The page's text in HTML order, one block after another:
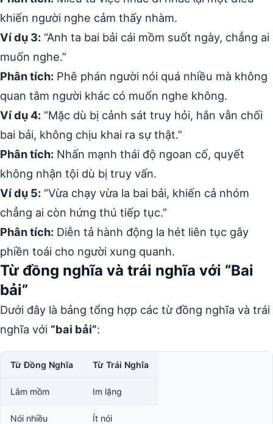
khiến người nghe cảm thấy nhàm.
Ví dụ 3: “Anh ta bai bải cái mồm suốt ngày, chẳng ai
muốn nghe.”
Phân tích: Phê phán người nói quá nhiều mà không
quan tâm người khác có muốn nghe không.
Ví dụ 4: “Mặc dù bị cảnh sát truy hỏi, hắn vẫn chối
bai bải, không chịu khai ra sự thật.”
Phân tích: Nhấn mạnh thái độ ngoan cố, quyết
không nhận tội dù bị truy vấn.
Ví dụ 5: “Vừa chạy vừa la bai bải, khiến cả nhóm
chẳng ai còn hứng thú tiếp tục.”
Phân tích: Diễn tả hành động la hét liên tục gây
phiền toái cho người xung quanh.
Từ đồng nghĩa và trái nghĩa với “Bai
bải”
Dưới đây là bảng tổng hợp các từ đồng nghĩa và trái
nghĩa với “bai bải”:
Từ Đồng Nghĩa Từ Trái Nghĩa
Lắm mồm Im lặng
Nói nhiều Ít nói